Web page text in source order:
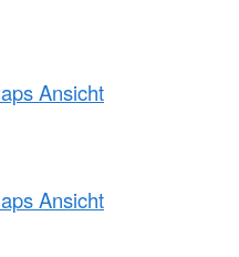
Ansicht
Ansicht